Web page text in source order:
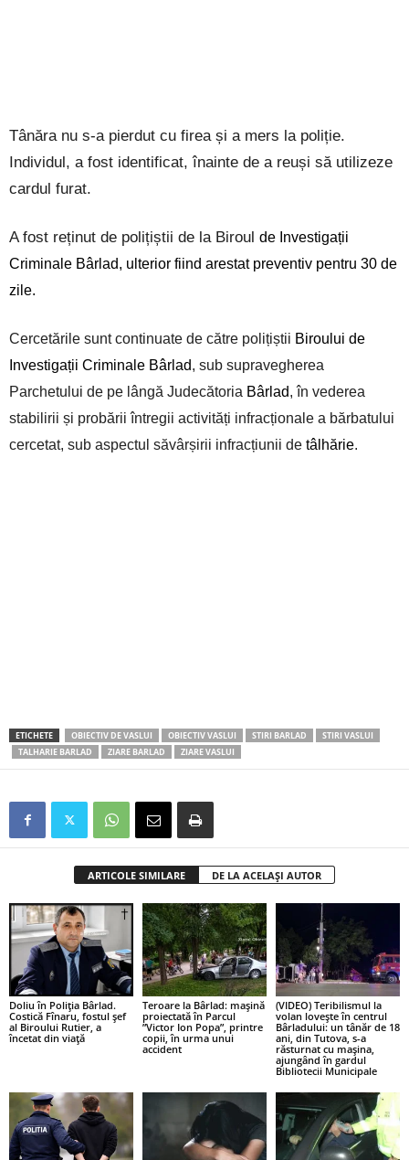
Tânăra nu s-a pierdut cu firea și a mers la poliție.
Individul, a fost identificat, înainte de a reuși să utilizeze
cardul furat.
A fost reținut de polițiștii de la Biroul de Investigații
Criminale Bârlad, ulterior fiind arestat preventiv pentru 30 de
zile.
Cercetările sunt continuate de către polițiștii Biroului de
Investigații Criminale Bârlad, sub supravegherea
Parchetului de pe lângă Judecătoria Bârlad, în vederea
stabilirii și probării întregii activități infracționale a bărbatului
cercetat, sub aspectul săvârșirii infracțiunii de tâlhărie.
ETICHETE OBIECTIV DE VASLUI OBIECTIV VASLUI STIRI BARLAD
STIRI VASLUI
TALHARIE BARLAD
ZIARE BARLAD ZIARE VASLUI
ARTICOLE SIMILARE DE LA ACELAȘI AUTOR
Doliu în Poliția Bârlad.
Costică Fînaru, fostul șef
al Biroului Rutier, a
încetat din viață
Teroare la Bârlad: mașină
proiectată în Parcul
”Victor Ion Popa”, printre
copii, în urma unui
accident
(VIDEO) Teribilismul la
volan lovește în centrul
Bârladului: un tânăr de 18
ani, din Tutova, s-a
răsturnat cu mașina,
ajungând în gardul
Bibliotecii Municipale